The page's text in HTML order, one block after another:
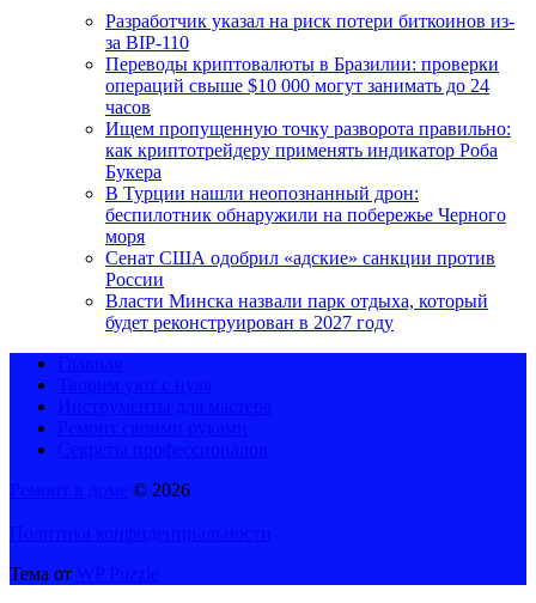
Разработчик указал на риск потери биткоинов из-
за BIP-110
Переводы криптовалюты в Бразилии: проверки
операций свыше $10 000 могут занимать до 24
часов
Ищем пропущенную точку разворота правильно:
как криптотрейдеру применять индикатор Роба
Букера
В Турции нашли неопознанный дрон:
беспилотник обнаружили на побережье Черного
моря
Сенат США одобрил «адские» санкции против
России
Власти Минска назвали парк отдыха, который
будет реконструирован в 2027 году
© 2026
Тема от